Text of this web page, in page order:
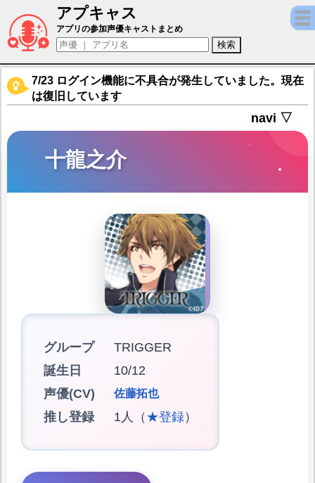
アプキャス
十龍之介（声優：佐藤拓也)【アイドリッシ
アプリの参加声優キャストまとめ
7/23 ログイン機能に不具合が発生していました。現在
は復旧しています
navi ▽
十龍之介
グループ
TRIGGER
誕生日
10/12
声優(CV)
佐藤拓也
推し登録 1人（ ★登録）